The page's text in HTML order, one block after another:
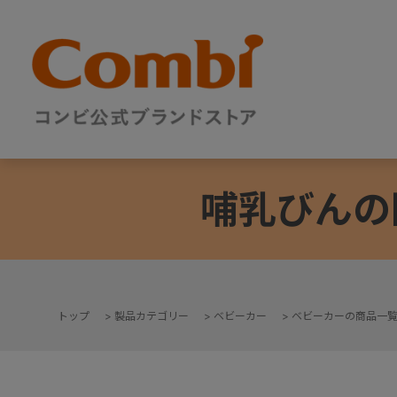
哺乳びん
トップ > 製品カテゴリー > ベビーカー > ベビーカーの商品一覧